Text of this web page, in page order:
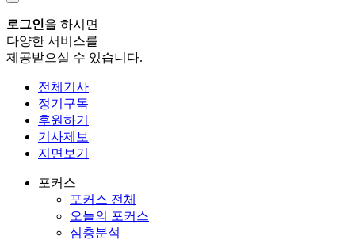
로그인을 하시면
다양한 서비스를
제공받으실 수 있습니다.
전체기사
정기구독
후원하기
기사제보
지면보기
포커스
포커스 전체
오늘의 포커스
심층분석